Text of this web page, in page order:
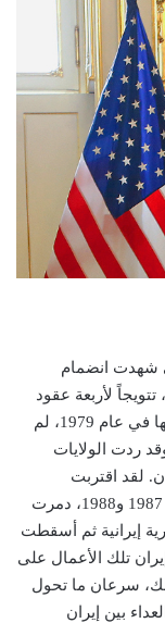
التي شهدت انضمام
لأربعة عقود
من انعدام الثقة والكراهية والمواجهة، منذ نشأتها في عام 1979، لم
ردت الولايات
لقد اقتربت
الدولتان من صراع مباشر من قبل. ففي عامي 1987 و1988، دمرت
إيرانية ثم أسقطت
تلك الأعمال على
سرعان ما تحول
بين إيران